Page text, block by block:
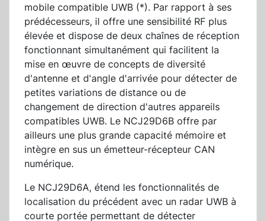
mobile compatible UWB (*). Par rapport à ses
prédécesseurs, il offre une sensibilité RF plus
élevée et dispose de deux chaînes de réception
fonctionnant simultanément qui facilitent la
mise en œuvre de concepts de diversité
d'antenne et d'angle d'arrivée pour détecter de
petites variations de distance ou de
changement de direction d'autres appareils
compatibles UWB. Le NCJ29D6B offre par
ailleurs une plus grande capacité mémoire et
intègre en sus un émetteur-récepteur CAN
numérique.
Le NCJ29D6A, étend les fonctionnalités de
localisation du précédent avec un radar UWB à
courte portée permettant de détecter